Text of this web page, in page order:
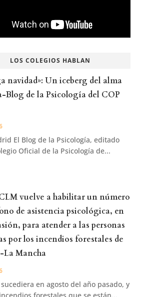
LOS COLEGIOS HABLAN
navidad»: Un iceberg del alma
Blog de la Psicología del COP
El Blog de la Psicología, editado
Oficial de la Psicología de...
vuelve a habilitar un número
de asistencia psicológica, en
para atender a las personas
por los incendios forestales de
La Mancha
sucediera en agosto del año pasado, y